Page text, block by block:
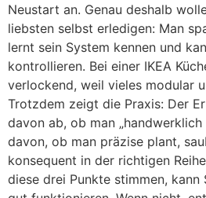
Neustart an. Genau deshalb
liebsten selbst erledigen: Man
lernt sein System kennen und
kontrollieren. Bei einer IKEA
verlockend, weil vieles modular
Trotzdem zeigt die Praxis: Der
davon ab, ob man
davon, ob man präzise plant,
konsequent in der richtigen
diese drei Punkte stimmen, kann